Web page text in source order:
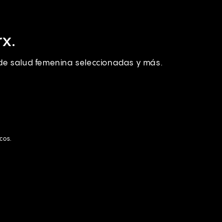
salud femenina seleccionadas y más.